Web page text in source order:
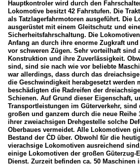
Hauptkontroler wird durch den
Lokomotive besitzt 42 Fahrstufen. Die
als Tatzlagerfahrmotoren ausgeführt. Die
ausgerüstet mit einem Gleitschutz und
Sicherheitsfahrschaltung. Die
Anfang an durch ihre enorme Zugkraft
vor schweren Zügen. Sehr vorteilhaft sind
Konstruktion und ihre Zuverlässigkeit.
sind, sind sie nach wie vor beliebte
war allerdings, dass durch das
die Geschwindigkeit herabgesetzt werden
beschädigten die Radreifen der
Schienen. Auf Grund dieser Eigenschaft,
Transportleistungen im Güterverkehr, sind
großen und ganzem durch die neue Reihe
ihrer zweiachsigen Drehgestelle solche
Oberbaues vermeidet. Alle Lokomotiven
Bestand der ČD über. Obwohl für die
vierachsige Lokomotiven ausreichend
einige Lokomotiven der großen Güterzug-
Dienst. Zurzeit befinden ca. 50 Maschinen